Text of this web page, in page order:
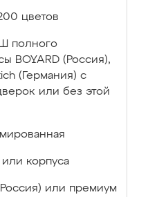
цветов
полного
BOYARD (Россия),
(Германия) с
или без этой
корпуса
или премиум